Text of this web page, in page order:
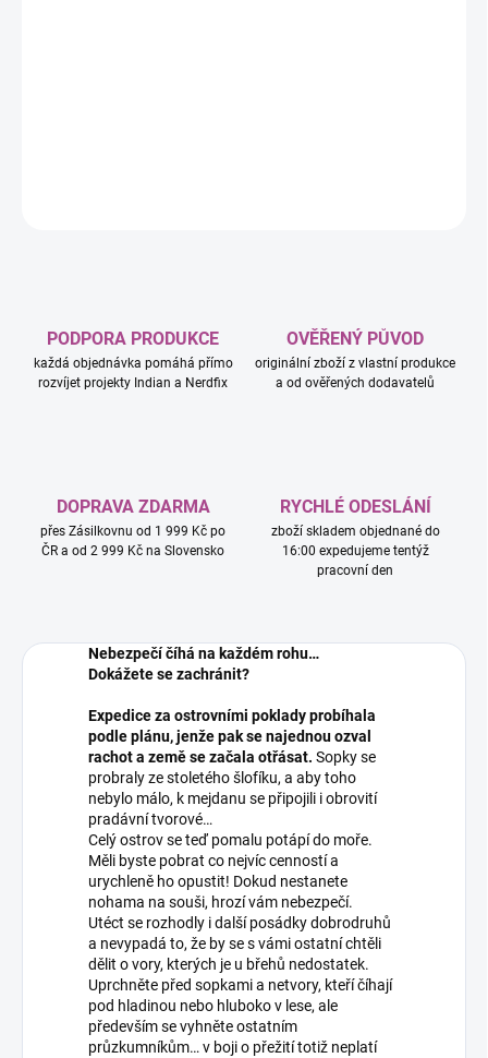
PODPORA PRODUKCE
každá objednávka pomáhá přímo
rozvíjet projekty Indian a Nerdfix
OVĚŘENÝ PŮVOD
originální zboží z vlastní produkce
a od ověřených dodavatelů
DOPRAVA ZDARMA
přes Zásilkovnu od 1 999 Kč po
ČR a od 2 999 Kč na Slovensko
RYCHLÉ ODESLÁNÍ
zboží skladem objednané do
16:00 expedujeme tentýž
pracovní den
Nebezpečí číhá na každém rohu…
Dokážete se zachránit?
Expedice za ostrovními poklady probíhala
podle plánu, jenže pak se najednou ozval
rachot a země se začala otřásat. Sopky se
probraly ze stoletého šlofíku, a aby toho
nebylo málo, k mejdanu se připojili i obrovití
pradávní tvorové…
Celý ostrov se teď pomalu potápí do moře.
Měli byste pobrat co nejvíc cenností a
urychleně ho opustit! Dokud nestanete
nohama na souši, hrozí vám nebezpečí.
Utéct se rozhodly i další posádky dobrodruhů
a nevypadá to, že by se s vámi ostatní chtěli
dělit o vory, kterých je u břehů nedostatek.
Uprchněte před sopkami a netvory, kteří číhají
pod hladinou nebo hluboko v lese, ale
především se vyhněte ostatním
průzkumníkům… v boji o přežití totiž neplatí